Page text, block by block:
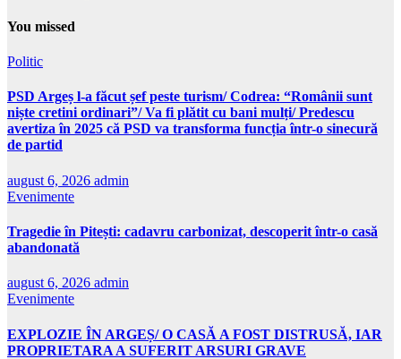
You missed
Politic
PSD Argeș l-a făcut șef peste turism/ Codrea: “Românii sunt
niște cretini ordinari”/ Va fi plătit cu bani mulți/ Predescu
avertiza în 2025 că PSD va transforma funcția într-o sinecură
de partid
august 6, 2026 admin
Evenimente
Tragedie în Pitești: cadavru carbonizat, descoperit într-o casă
abandonată
august 6, 2026 admin
Evenimente
EXPLOZIE ÎN ARGEȘ/ O CASĂ A FOST DISTRUSĂ, IAR
PROPRIETARA A SUFERIT ARSURI GRAVE